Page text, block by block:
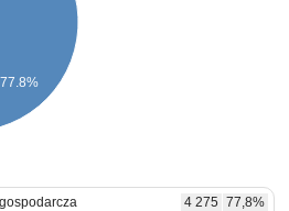
77.8%
4 275 77,8%